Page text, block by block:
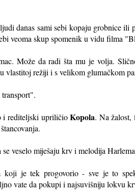
danas sami sebi kopaju grobnice ili
veoma skup spomenik u vidu filma
Može da radi šta mu je volja.
vlastitoj režiji i s velikom glumačkom
i rediteljski upriličioKopola. Na žalost,
veselo miješaju krv i melodija
koji je tek progovorio - sve je to
vate da pokupi i najsuvišniju lokvu